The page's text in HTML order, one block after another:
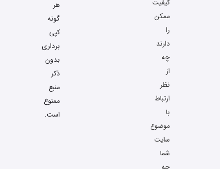
کیفیت
ممکن
را
دارند
چه
از
نظر
ارتباط
با
موضوع
سایت
شما
هر
گونه
کپی
برداری
بدون
ذکر
منبع
ممنوع
است.